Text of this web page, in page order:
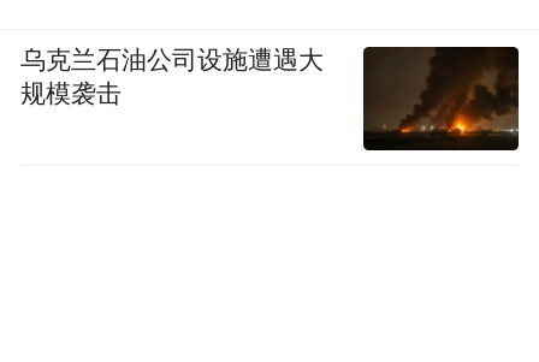
乌克兰石油公司设施遭遇大
规模袭击